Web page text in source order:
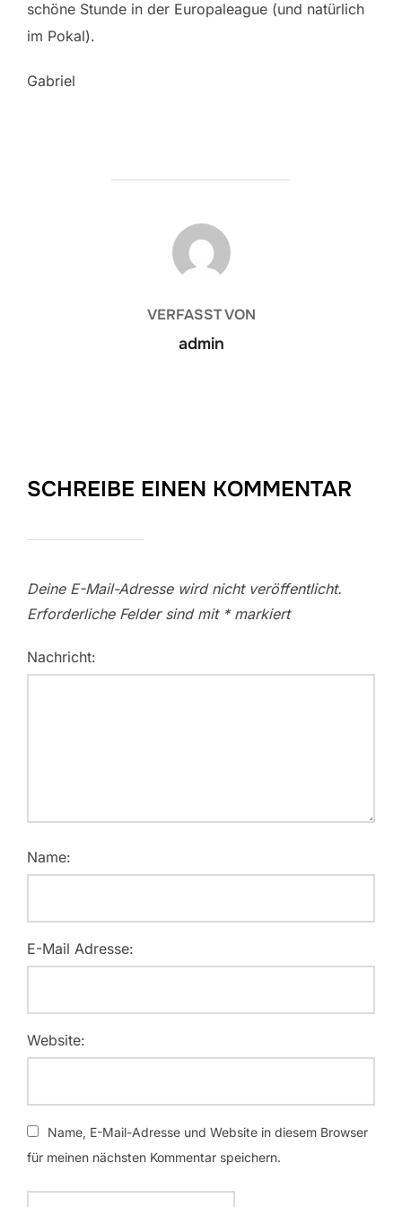
schöne Stunde in der Europaleague (und natürlich
im Pokal).
Gabriel
BEITRAGSAUTOR
VERFASST VON
admin
SCHREIBE EINEN KOMMENTAR
Deine E-Mail-Adresse wird nicht veröffentlicht.
Erforderliche Felder sind mit *markiert
Nachricht:
Name:
E-Mail Adresse:
Website:
Name, E-Mail-Adresse und Website in diesem Browser
für meinen nächsten Kommentar speichern.